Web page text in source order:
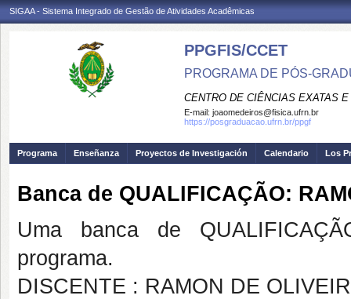
SIGAA - Sistema Integrado de Gestão de Atividades Acadêmicas
PPGFIS/CCET
PROGRAMA DE PÓS-
CENTRO DE CIÊNCIAS EXATAS
E-mail: joaomedeiros@fisica.ufrn.br
https://posgraduacao.ufrn.br/ppgf
Programa Enseñanza Proyectos de Investigación Calendario Los
Banca de QUALIFICAÇÃO:
Uma banca de
programa.
DISCENTE : RAMON DE